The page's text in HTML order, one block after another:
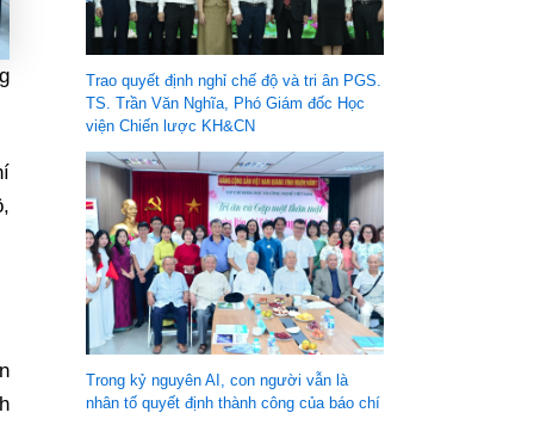
Trao quyết định nghỉ chế độ và tri ân PGS.
TS. Trần Văn Nghĩa, Phó Giám đốc Học
viện Chiến lược KH&CN
Trong kỷ nguyên AI, con người vẫn là
nhân tố quyết định thành công của báo chí